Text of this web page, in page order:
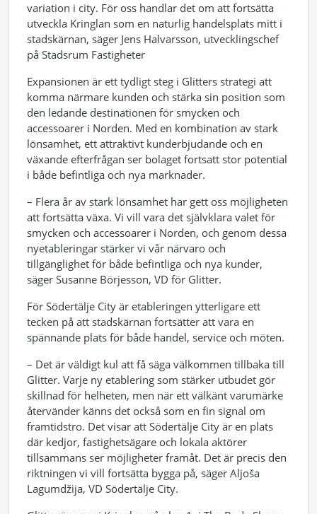
variation i city. För oss handlar det om att fortsätta
utveckla Kringlan som en naturlig handelsplats mitt i
stadskärnan, säger Jens Halvarsson, utvecklingschef
på Stadsrum Fastigheter
Expansionen är ett tydligt steg i Glitters strategi att
komma närmare kunden och stärka sin position som
den ledande destinationen för smycken och
accessoarer i Norden. Med en kombination av stark
lönsamhet, ett attraktivt kunderbjudande och en
växande efterfrågan ser bolaget fortsatt stor potential
i både befintliga och nya marknader.
– Flera år av stark lönsamhet har gett oss möjligheten
att fortsätta växa. Vi vill vara det självklara valet för
smycken och accessoarer i Norden, och genom dessa
nyetableringar stärker vi vår närvaro och
tillgänglighet för både befintliga och nya kunder,
säger Susanne Börjesson, VD för Glitter.
För Södertälje City är etableringen ytterligare ett
tecken på att stadskärnan fortsätter att vara en
spännande plats för både handel, service och möten.
– Det är väldigt kul att få säga välkommen tillbaka till
Glitter. Varje ny etablering som stärker utbudet gör
skillnad för helheten, men när ett välkänt varumärke
återvänder känns det också som en fin signal om
framtidstro. Det visar att Södertälje City är en plats
där kedjor, fastighetsägare och lokala aktörer
tillsammans ser möjligheter framåt. Det är precis den
riktningen vi vill fortsätta bygga på, säger Aljoša
Lagumdžija, VD Södertälje City.